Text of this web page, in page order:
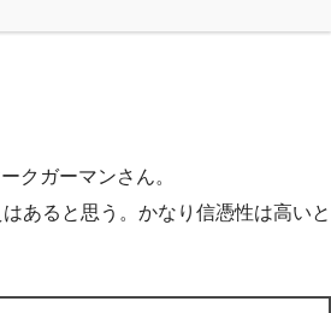
クガーマンさん。
あると思う。かなり信憑性は高いと